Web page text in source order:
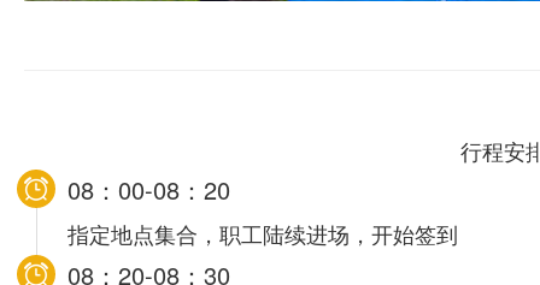
行程安
08：00-08：20
指定地点集合，职工陆续进场 ，开始签到
08：20-08：30